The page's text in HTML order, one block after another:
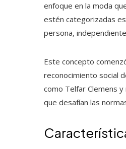
enfoque en la moda
estén categorizadas
persona,
Este concepto
reconocimiento social
como Telfar Clemens
que desafían las